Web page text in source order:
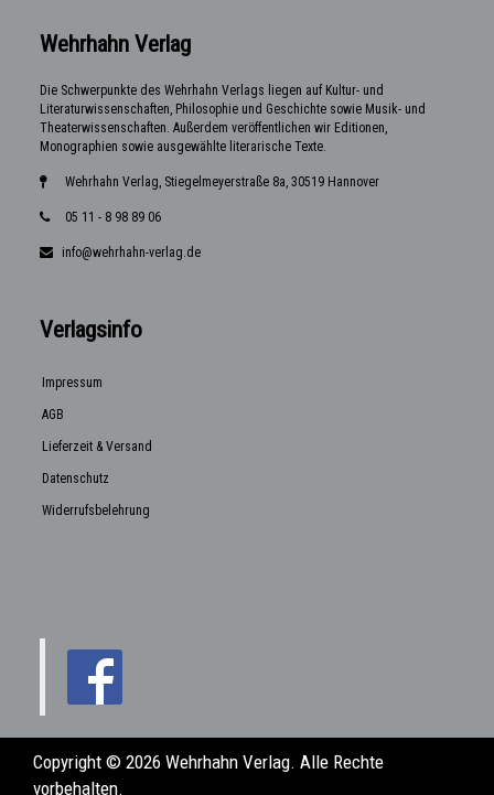
Wehrhahn Verlag
Die Schwerpunkte des Wehrhahn Verlags liegen auf Kultur- und
Literaturwissenschaften, Philosophie und Geschichte sowie Musik- und
Theaterwissenschaften. Außerdem veröffentlichen wir Editionen,
Monographien sowie ausgewählte literarische Texte.
Wehrhahn Verlag, Stiegelmeyerstraße 8a, 30519 Hannover
05 11 - 8 98 89 06
info@wehrhahn-verlag.de
Verlagsinfo
Impressum
AGB
Lieferzeit & Versand
Datenschutz
Widerrufsbelehrung
Copyright © 2026 Wehrhahn Verlag. Alle Rechte
vorbehalten.